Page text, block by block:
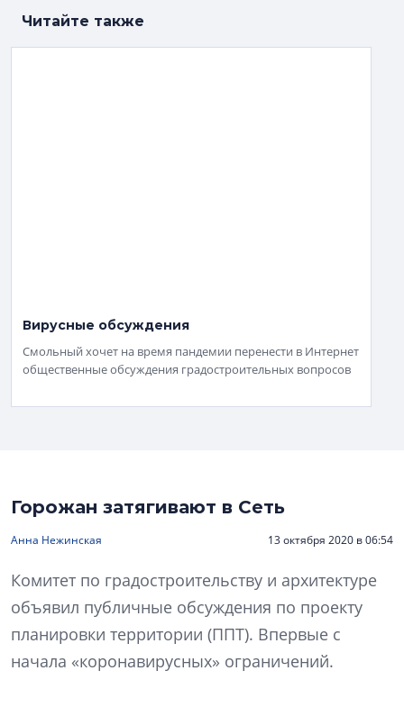
Читайте также
Вирусные обсуждения
Смольный хочет на время пандемии перенести в Интернет
общественные обсуждения градостроительных вопросов
Горожан затягивают в Сеть
Анна Нежинская 13 октября 2020 в 06:54
Комитет по градостроительству и архитектуре
объявил публичные обсуждения по проекту
планировки территории (ППТ). Впервые с
начала «коронавирусных» ограничений.